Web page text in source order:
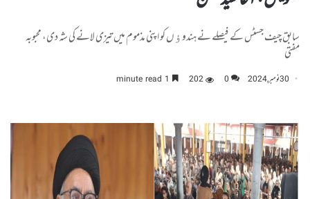
سابق چیف جسٹس کے فیصلے نے ہندوﺅں کو اپنی مذموم میں تیزی لانے کی شہ دی، محبوبہ
مفتی
30 نومبر, 2024 0
202